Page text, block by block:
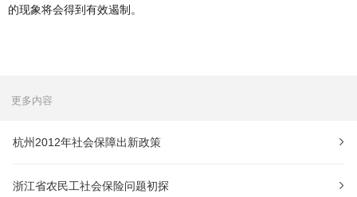
的现象将会得到有效遏制。
更多内容
杭州2012年社会保障出新政策
浙江省农民工社会保险问题初探